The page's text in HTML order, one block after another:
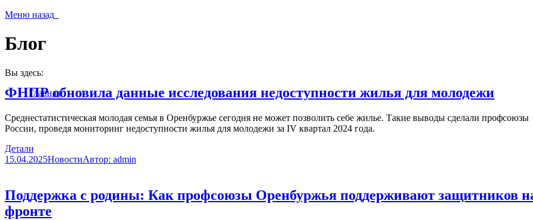
Меню назад
Блог
Вы здесь:
Главная
ФНПР обновила данные исследования недоступности жилья для молодежи
Среднестатистическая молодая семья в Оренбуржье сегодня не может позволить себе жилье. Такие выводы сделали профсоюзы
России, проведя мониторинг недоступности жилья для молодежи за IV квартал 2024 года.
Детали
15.04.2025НовостиАвтор: admin
Поддержка с родины: Как профсоюзы Оренбуржья поддерживают защитников
фронте